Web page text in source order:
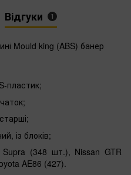
Відгуки 1
пластик;
із блоків;
Supra (348 шт.), Nissan GTR
AE86 (427).